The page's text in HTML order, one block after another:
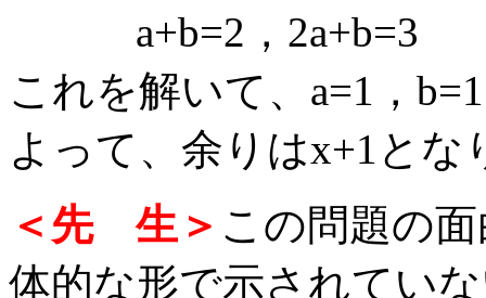
a+b=2，2a+b=3
これを解いて、a=1，b=1
よって、余りはx+1とな
＜先 生＞ この問題の
体的な形で示されてい